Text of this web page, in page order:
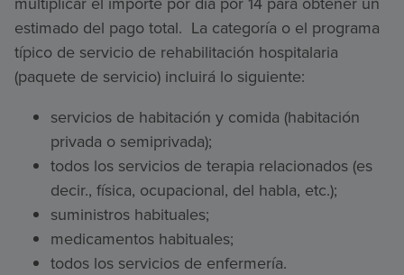
estimado del pago total. La categoría o el programa
típico de servicio de rehabilitación hospitalaria
(paquete de servicio) incluirá lo siguiente:
servicios de habitación y comida (habitación
privada o semiprivada);
todos los servicios de terapia relacionados (es
decir., física, ocupacional, del habla, etc.);
suministros habituales;
medicamentos habituales;
todos los servicios de enfermería.